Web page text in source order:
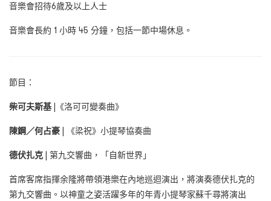
音樂會招待6歲及以上人士
音樂會長約 1 小時 45 分鐘，包括一節中場休息。
節目：
柴可夫斯基 | 《洛可可變奏曲》
陳鋼／何占豪 | 《梁祝》小提琴協奏曲
德伏扎克 | 第九交響曲，「自新世界」
首席客席指揮余隆將帶領港樂在內地巡迴演出，將演奏德伏扎克的
第九交響曲。以神童之姿活躍多年的年青小提琴家蘇千尋將演出